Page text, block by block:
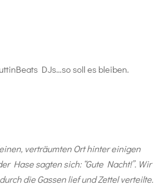
DJs…so soll es bleiben.
verträumten Ort hinter einigen
Hase sagten sich: “Gute Nacht!”. Wir
die Gassen lief und Zettel verteilte.